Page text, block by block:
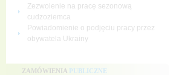
Zezwolenie na pracę sezonową
cudzoziemca
Powiadomienie o podjęciu pracy przez
obywatela Ukrainy
ZAMÓWIENIA PUBLICZNE